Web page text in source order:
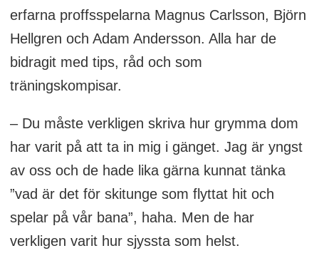
erfarna proffsspelarna Magnus Carlsson, Björn
Hellgren och Adam Andersson. Alla har de
bidragit med tips, råd och som
träningskompisar.
– Du måste verkligen skriva hur grymma dom
har varit på att ta in mig i gänget. Jag är yngst
av oss och de hade lika gärna kunnat tänka
”vad är det för skitunge som flyttat hit och
spelar på vår bana”, haha. Men de har
verkligen varit hur sjyssta som helst.